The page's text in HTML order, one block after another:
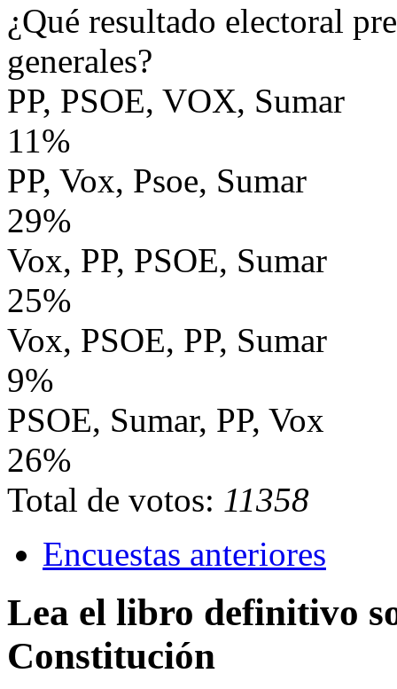
¿Qué resultado electoral
generales?
PP, PSOE, VOX, Sumar
11%
PP, Vox, Psoe, Sumar
29%
Vox, PP, PSOE, Sumar
25%
Vox, PSOE, PP, Sumar
9%
PSOE, Sumar, PP, Vox
26%
Total de votos: 11358
Encuestas anteriores
Lea el libro definitivo
Constitución